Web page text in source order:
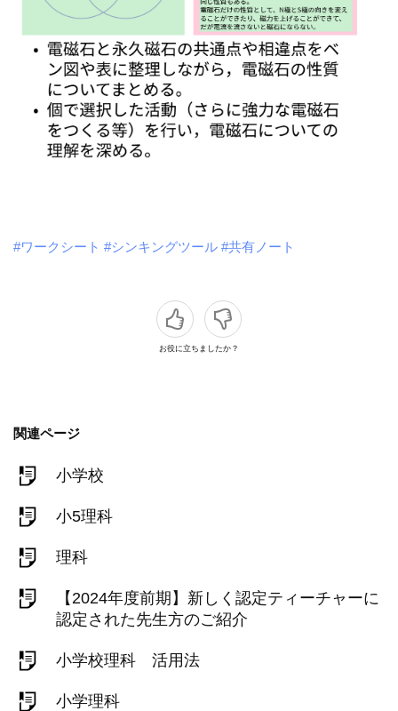
#ワークシート #シンキングツール #共有ノート
お役に立ちましたか？
関連ページ
小学校
小5理科
理科
【2024年度前期】新しく認定ティーチャーに
認定された先生方のご紹介
小学校理科 活用法
小学理科